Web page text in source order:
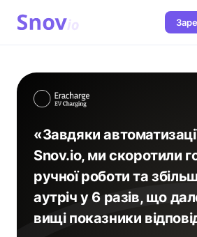
«Завдяки
Snov.io, ми скоротили
ручної роботи та
аутріч у 6 разів, що
вищі показники